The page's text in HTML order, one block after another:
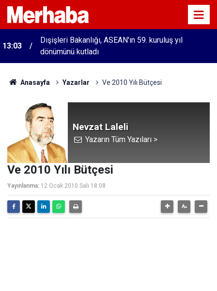
13:03
Dışişleri Bakanlığı, ASEAN'ın 59. kuruluş yıl
dönümünü kutladı
Anasayfa Yazarlar Ve 2010 Yılı Bütçesi
Nevzat Laleli
Yazarın Tüm Yazıları >
Ve 2010 Yılı Bütçesi
Yayınlanma: 12 Ocak 2010 Salı 18:08